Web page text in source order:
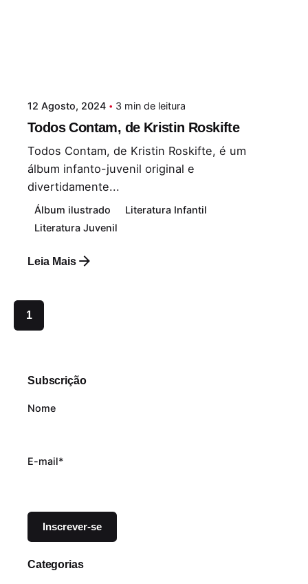
12 Agosto, 2024 3 min de leitura
Todos Contam, de Kristin Roskifte
Todos Contam, de Kristin Roskifte, é um
álbum infanto-juvenil original e
divertidamente...
Álbum ilustrado
Literatura Infantil
Literatura Juvenil
Leia Mais
1
Subscrição
Nome
E-mail*
Categorias